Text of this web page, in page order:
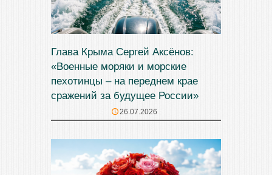
Глава Крыма Сергей Аксёнов:
«Военные моряки и морские
пехотинцы – на переднем крае
сражений за будущее России»
26.07.2026